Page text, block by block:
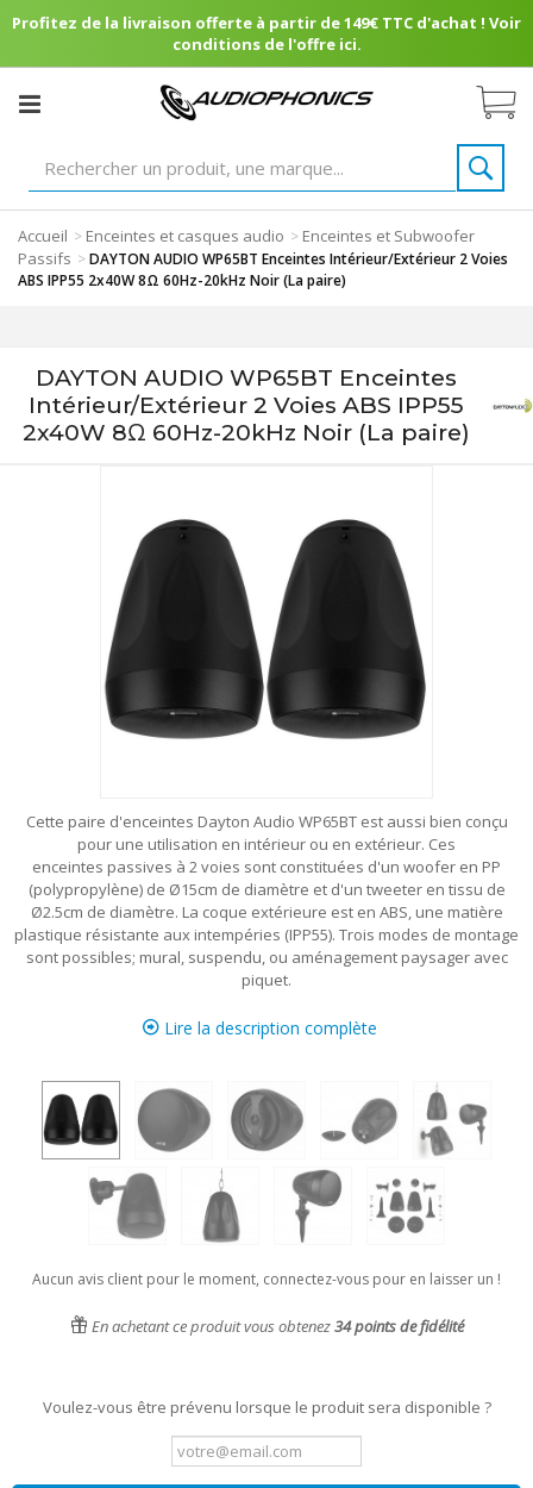
Profitez de la livraison offerte à partir de 149€ TTC d'achat ! Voir
conditions de l'offre ici.
Accueil > Enceintes et casques audio > Enceintes et Subwoofer
Passifs >DAYTON AUDIO WP65BT Enceintes Intérieur/Extérieur 2 Voies
ABS IPP55 2x40W 8Ω 60Hz-20kHz Noir (La paire)
DAYTON AUDIO WP65BT Enceintes
Intérieur/Extérieur 2 Voies ABS IPP55
2x40W 8Ω 60Hz-20kHz Noir (La paire)
Cette paire d'enceintes Dayton Audio WP65BT est aussi bien conçu
pour une utilisation en intérieur ou en extérieur. Ces
enceintes passives à 2 voies sont constituées d'un woofer en PP
(polypropylène) de Ø15cm de diamètre et d'un tweeter en tissu de
Ø2.5cm de diamètre. La coque extérieure est en ABS, une matière
plastique résistante aux intempéries (IPP55). Trois modes de montage
sont possibles; mural, suspendu, ou aménagement paysager avec
piquet.
Lire la description complète
Aucun avis client pour le moment, connectez-vous pour en laisser un !
En achetant ce produit vous obtenez34points de fidélité
Voulez-vous être prévenu lorsque le produit sera disponible ?